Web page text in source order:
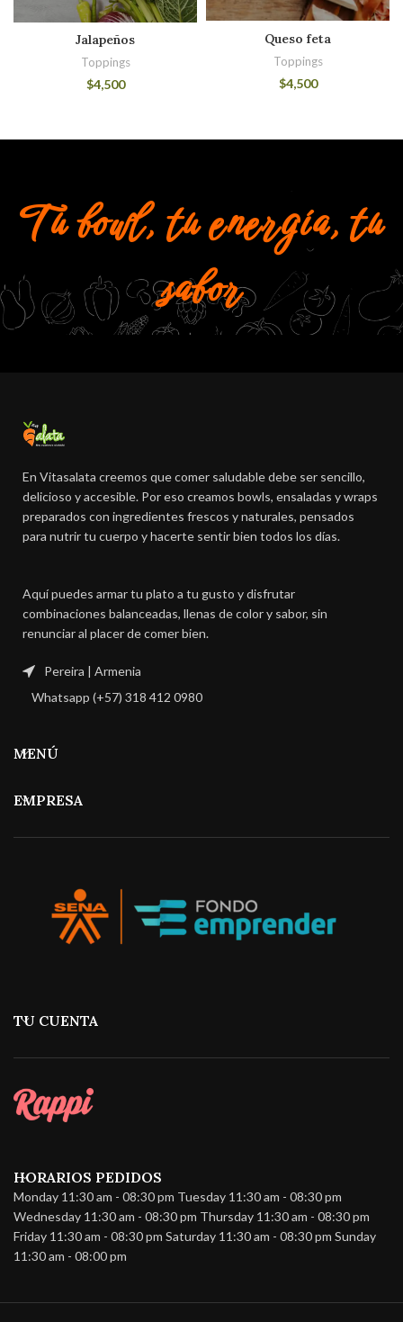
Jalapeños
Toppings
$4,500
Queso feta
Toppings
$4,500
Tu bowl, tu energía, tu
sabor
En Vitasalata creemos que comer saludable debe ser sencillo,
delicioso y accesible. Por eso creamos bowls, ensaladas y wraps
preparados con ingredientes frescos y naturales, pensados
para nutrir tu cuerpo y hacerte sentir bien todos los días.
Aquí puedes armar tu plato a tu gusto y disfrutar
combinaciones balanceadas, llenas de color y sabor, sin
renunciar al placer de comer bien.
Pereira | Armenia
Whatsapp (+57) 318 412 0980
MENÚ
EMPRESA
TU CUENTA
HORARIOS PEDIDOS
Monday 11:30 am - 08:30 pm Tuesday 11:30 am - 08:30 pm
Wednesday 11:30 am - 08:30 pm Thursday 11:30 am - 08:30 pm
Friday 11:30 am - 08:30 pm Saturday 11:30 am - 08:30 pm Sunday
11:30 am - 08:00 pm